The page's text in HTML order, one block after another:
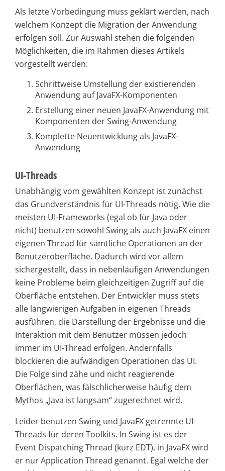
Als letzte Vorbedingung muss geklärt werden, nach
welchem Konzept die Migration der Anwendung
erfolgen soll. Zur Auswahl stehen die folgenden
Möglichkeiten, die im Rahmen dieses Artikels
vorgestellt werden:
Schrittweise Umstellung der existierenden
Anwendung auf JavaFX-Komponenten
Erstellung einer neuen JavaFX-Anwendung mit
Komponenten der Swing-Anwendung
Komplette Neuentwicklung als JavaFX-
Anwendung
UI-Threads
Unabhängig vom gewählten Konzept ist zunächst
das Grundverständnis für UI-Threads nötig. Wie die
meisten UI-Frameworks (egal ob für Java oder
nicht) benutzen sowohl Swing als auch JavaFX einen
eigenen Thread für sämtliche Operationen an der
Benutzeroberfläche. Dadurch wird vor allem
sichergestellt, dass in nebenläufigen Anwendungen
keine Probleme beim gleichzeitigen Zugriff auf die
Oberfläche entstehen. Der Entwickler muss stets
alle langwierigen Aufgaben in eigenen Threads
ausführen, die Darstellung der Ergebnisse und die
Interaktion mit dem Benutzer müssen jedoch
immer im UI-Thread erfolgen. Andernfalls
blockieren die aufwändigen Operationen das UI.
Die Folge sind zähe und nicht reagierende
Oberflächen, was fälschlicherweise häufig dem
Mythos „Java ist langsam“ zugerechnet wird.
Leider benutzen Swing und JavaFX getrennte UI-
Threads für deren Toolkits. In Swing ist es der
Event Dispatching Thread (kurz EDT), in JavaFX wird
er nur Application Thread genannt. Egal welche der